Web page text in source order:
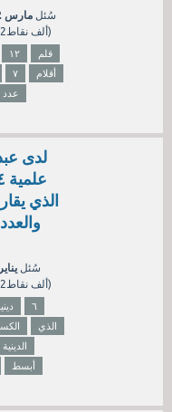
سُئل مارس 12، 2025
202ألفنقاط)
١٢
قلم
٧
أقلام
عدد
الذي
سُئل يناير 2، 2025
202ألفنقاط)
٦
الذي
الدينية
أبسط